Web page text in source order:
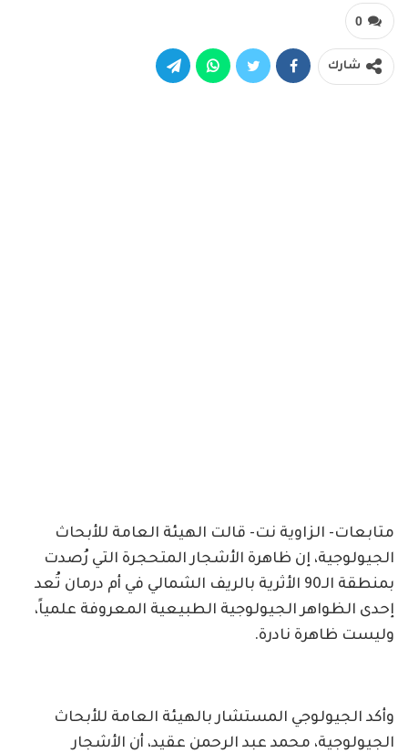
0
شارك
متابعات- الزاوية نت- قالت الهيئة العامة للأبحاث
الجيولوجية، إن ظاهرة الأشجار المتحجرة التي رُصدت
بمنطقة الـ90 الأثرية بالريف الشمالي في أم درمان تُعد
إحدى الظواهر الجيولوجية الطبيعية المعروفة علمياً،
وليست ظاهرة نادرة.
وأكد الجيولوجي المستشار بالهيئة العامة للأبحاث
الجيولوجية، محمد عبد الرحمن عقيد، أن الأشجار